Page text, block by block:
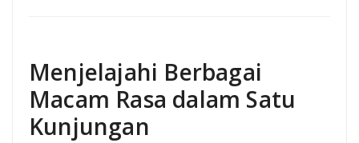
Menjelajahi Berbagai
Macam Rasa dalam Satu
Kunjungan